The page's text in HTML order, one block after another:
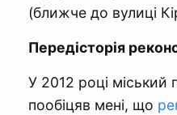
(ближче до вулиці
Передісторія
У 2012 році міський
пообіцяв мені, що